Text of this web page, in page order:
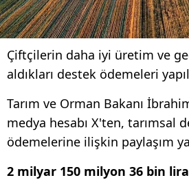
Çiftçilerin daha iyi üretim ve
aldıkları destek ödemeleri
Tarım ve Orman Bakanı
medya hesabı X'ten, tarımsal
ödemelerine ilişkin paylaşım
2 milyar 150 milyon 36 bin lira